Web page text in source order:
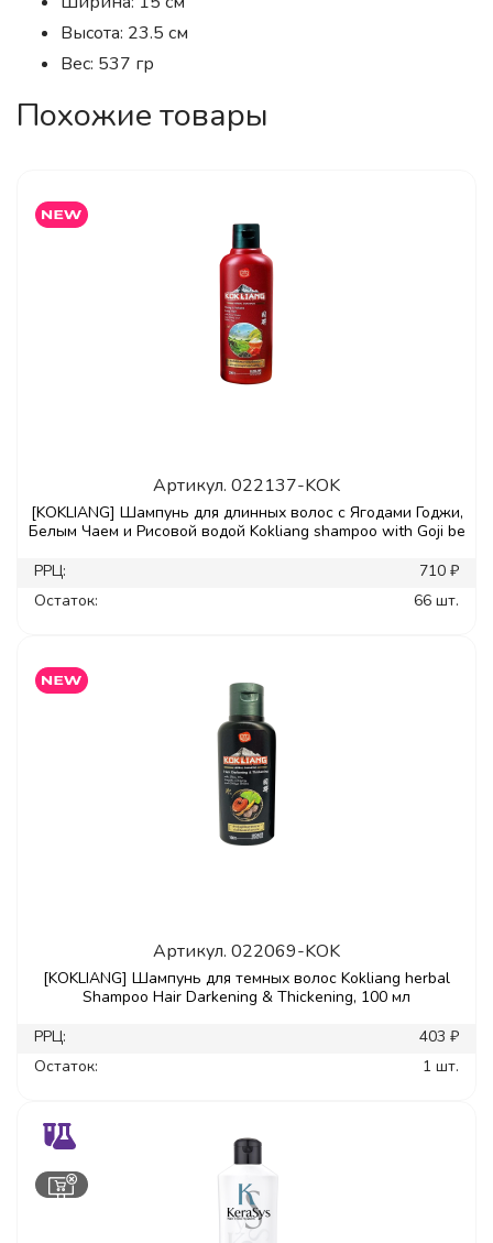
Высота: 23.5 см
Вес: 537 гр
Похожие товары
Артикул. 022137-KOK
[KOKLIANG] Шампунь для длинных волос с Ягодами Годжи,
Белым Чаем и Рисовой водой Kokliang shampoo with Goji be
РРЦ:
710 ₽
Остаток:
66 шт.
Артикул. 022069-KOK
[KOKLIANG] Шампунь для темных волос Kokliang herbal
Shampoo Hair Darkening & Thickening, 100 мл
РРЦ:
403 ₽
Остаток:
1 шт.